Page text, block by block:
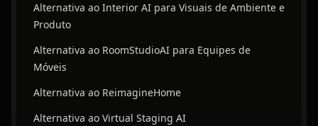
Alternativa ao Interior AI para Visuais de Ambiente e
Produto
Alternativa ao RoomStudioAI para Equipes de
Móveis
Alternativa ao ReimagineHome
Alternativa ao Virtual Staging AI